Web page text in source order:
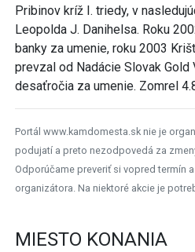
Pribinov kríž I. triedy, v
Leopolda J. Danihelsa. Roku
banky za umenie, roku 2003
prevzal od Nadácie Slovak Gold
desaťročia za umenie. Zomrel
Portál www.kamdomesta.sk nie je
podujatí a preto nezodpovedá za
Odporúčame preveriť si vopred termín
organizátora. Na niektoré akcie je
MIESTO KONANIA